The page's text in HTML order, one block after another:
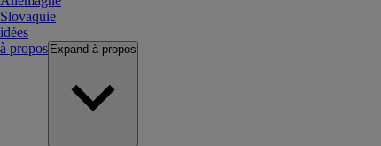
Slovaquie
idées
à propos Expand à propos